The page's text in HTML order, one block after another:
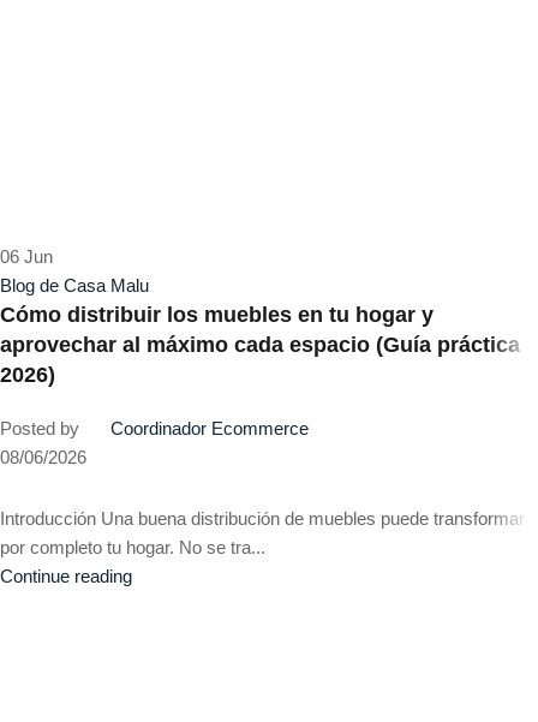
06 Jun
Blog de Casa Malu
Cómo distribuir los muebles en tu hogar y
aprovechar al máximo cada espacio (Guía práctica
2026)
Posted by
Coordinador Ecommerce
08/06/2026
Introducción Una buena distribución de muebles puede transformar
por completo tu hogar. No se tra...
Continue reading